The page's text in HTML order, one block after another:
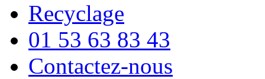
Recyclage
01 53 63 83 43
Contactez-nous